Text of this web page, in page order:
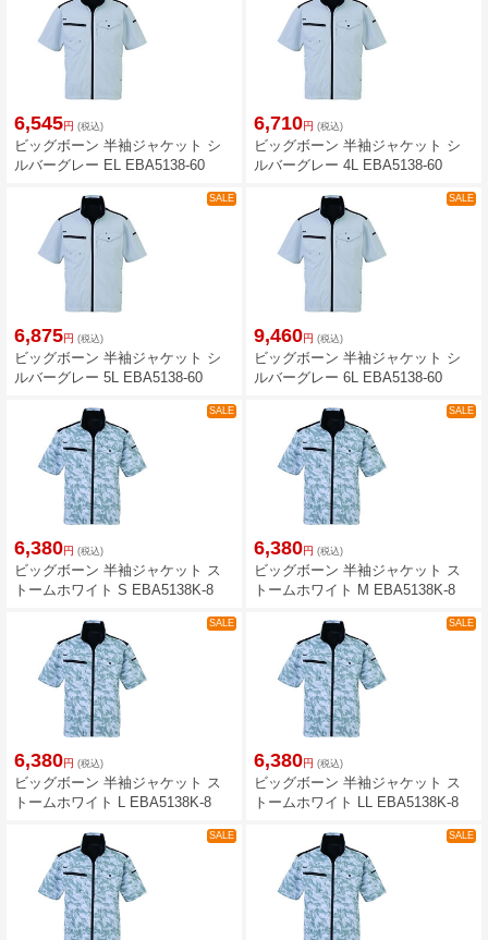
6,545円 (税込)
ビッグボーン 半袖ジャケット シ
ルバーグレー EL EBA5138-60
6,710円 (税込)
ビッグボーン 半袖ジャケット シ
ルバーグレー 4L EBA5138-60
SALE
6,875円 (税込)
ビッグボーン 半袖ジャケット シ
ルバーグレー 5L EBA5138-60
SALE
9,460円 (税込)
ビッグボーン 半袖ジャケット シ
ルバーグレー 6L EBA5138-60
SALE
6,380円 (税込)
ビッグボーン 半袖ジャケット ス
トームホワイト S EBA5138K-8
SALE
6,380円 (税込)
ビッグボーン 半袖ジャケット ス
トームホワイト M EBA5138K-8
SALE
6,380円 (税込)
ビッグボーン 半袖ジャケット ス
トームホワイト L EBA5138K-8
SALE
6,380円 (税込)
ビッグボーン 半袖ジャケット ス
トームホワイト LL EBA5138K-8
SALE SALE